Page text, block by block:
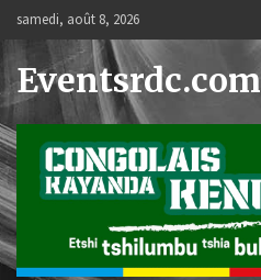
content
samedi, août 8, 2026
Eventsrdc.com